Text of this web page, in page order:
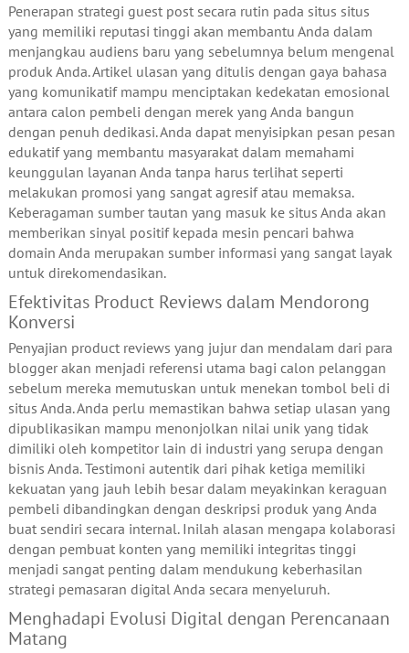
Penerapan strategi guest post secara rutin pada situs situs
yang memiliki reputasi tinggi akan membantu Anda dalam
menjangkau audiens baru yang sebelumnya belum mengenal
produk Anda. Artikel ulasan yang ditulis dengan gaya bahasa
yang komunikatif mampu menciptakan kedekatan emosional
antara calon pembeli dengan merek yang Anda bangun
dengan penuh dedikasi. Anda dapat menyisipkan pesan pesan
edukatif yang membantu masyarakat dalam memahami
keunggulan layanan Anda tanpa harus terlihat seperti
melakukan promosi yang sangat agresif atau memaksa.
Keberagaman sumber tautan yang masuk ke situs Anda akan
memberikan sinyal positif kepada mesin pencari bahwa
domain Anda merupakan sumber informasi yang sangat layak
untuk direkomendasikan.
Efektivitas Product Reviews dalam Mendorong
Konversi
Penyajian product reviews yang jujur dan mendalam dari para
blogger akan menjadi referensi utama bagi calon pelanggan
sebelum mereka memutuskan untuk menekan tombol beli di
situs Anda. Anda perlu memastikan bahwa setiap ulasan yang
dipublikasikan mampu menonjolkan nilai unik yang tidak
dimiliki oleh kompetitor lain di industri yang serupa dengan
bisnis Anda. Testimoni autentik dari pihak ketiga memiliki
kekuatan yang jauh lebih besar dalam meyakinkan keraguan
pembeli dibandingkan dengan deskripsi produk yang Anda
buat sendiri secara internal. Inilah alasan mengapa kolaborasi
dengan pembuat konten yang memiliki integritas tinggi
menjadi sangat penting dalam mendukung keberhasilan
strategi pemasaran digital Anda secara menyeluruh.
Menghadapi Evolusi Digital dengan Perencanaan
Matang